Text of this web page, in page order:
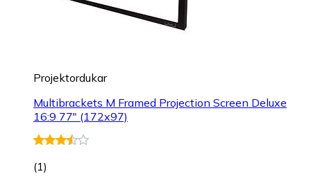
Projektordukar
Multibrackets M Framed Projection Screen Deluxe
16:9 77" (172x97)
(1)